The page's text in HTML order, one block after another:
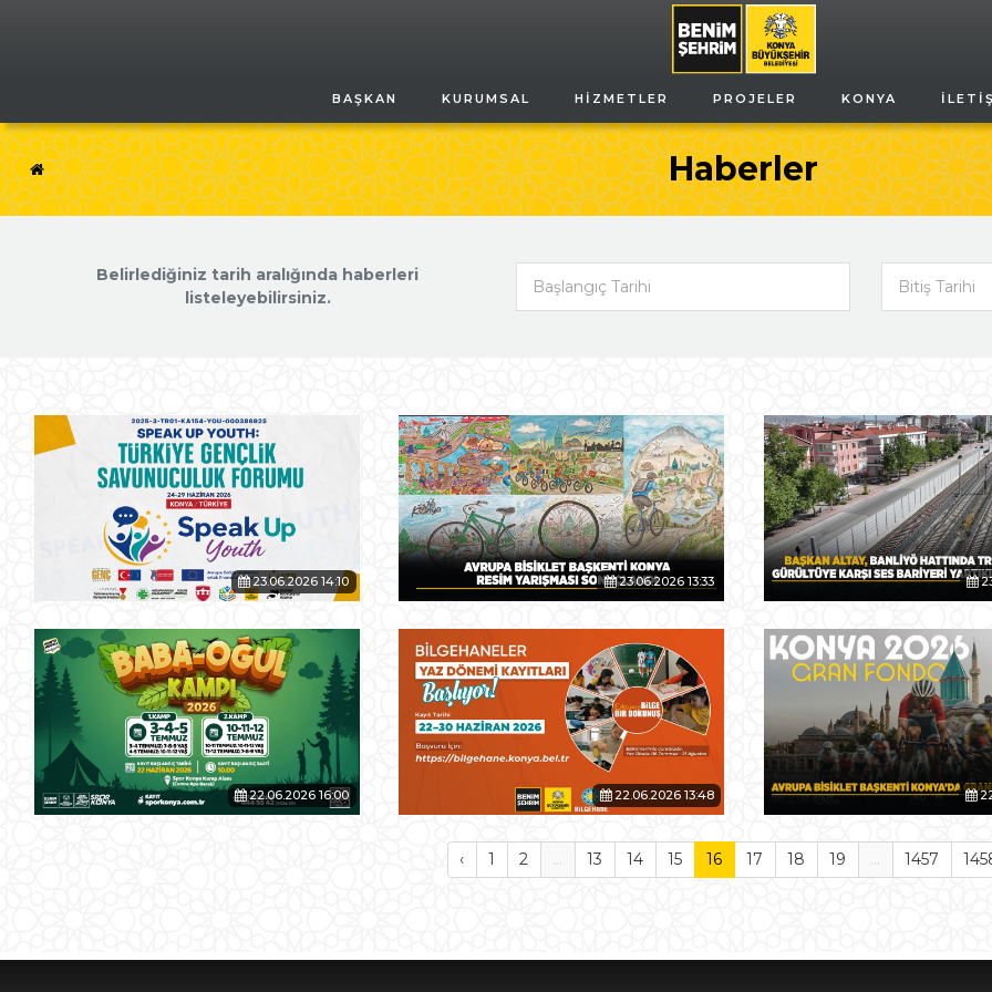
BAŞKAN KURUMSAL HIZMETLER PROJELER KONYA
Haberler
Belirlediğiniz tarih aralığında haberleri
listeleyebilirsiniz.
23.06.2026 14:10 23.06.2026 13:33
22.06.2026 16:00 22.06.2026 13:48
‹ 1 2 ... 13 14 15 16 17 18 19 ... 1457